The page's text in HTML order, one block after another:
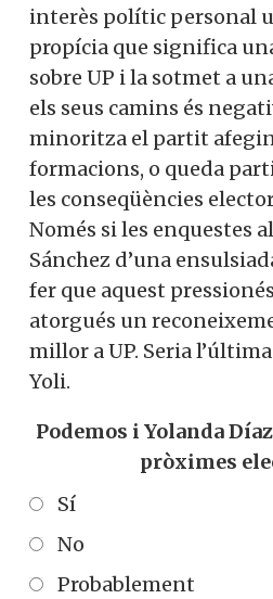
interès polític personal
propícia que significa
sobre UP i la sotmet a
els seus camins és
minoritza el partit
formacions, o queda
les conseqüències
Només si les enquestes
Sánchez d’una
fer que aquest
atorgués un
millor a UP. Seria
Yoli.
Podemos i Yolanda
pròximes
Sí
No
Probablement